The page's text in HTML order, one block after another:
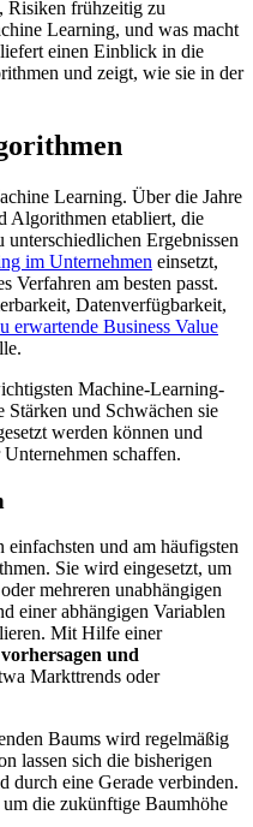
Risiken frühzeitig zu
Learning, und was macht
einen Einblick in die
und zeigt, wie sie in der
Learning. Über die Jahre
Algorithmen etabliert, die
unterschiedlichen Ergebnissen
im Unternehmen einsetzt,
Verfahren am besten passt.
Datenverfügbarkeit,
erwartende Business Value
Machine-Learning-
und Schwächen sie
werden können und
schaffen.
einfachsten und am häufigsten
Sie wird eingesetzt, um
mehreren unabhängigen
einer abhängigen Variablen
Mit Hilfe einer
und
Markttrends oder
Baums wird regelmäßig
lassen sich die bisherigen
durch eine Gerade verbinden.
die zukünftige Baumhöhe